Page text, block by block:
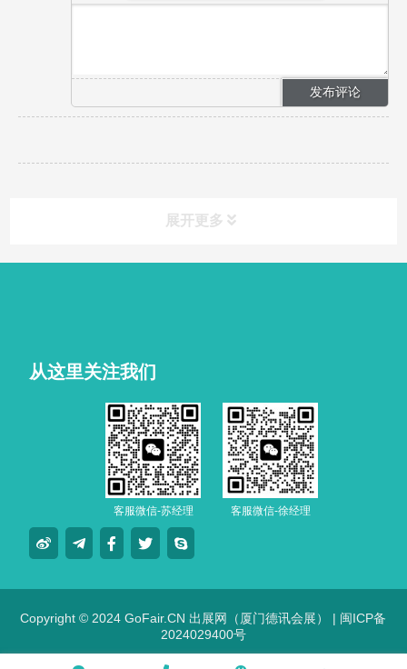
展开更多
从这里关注我们
客服微信-苏经理 客服微信-徐经理
Copyright © 2024 GoFair.CN 出展网（厦门德讯会展） | 闽ICP备
2024029400号